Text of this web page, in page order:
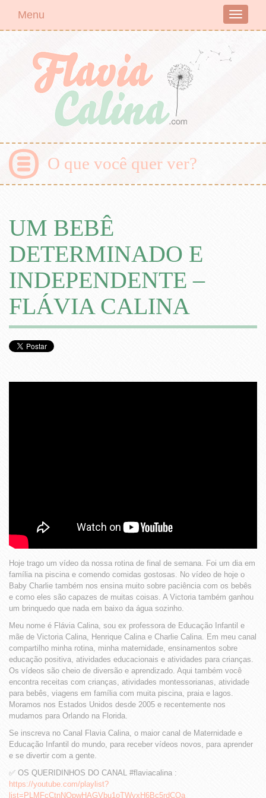
Toggle
Menu
O que você quer ver?
UM BEBÊ
DETERMINADO E
INDEPENDENTE –
FLÁVIA CALINA
Hoje trago um vídeo da nossa rotina de final de semana. Foi um dia em
família na piscina e comendo comidas gostosas. No vídeo de hoje o
Baby Charlie também nos ensina muito sobre paciência com os bebês
e como eles são capazes de muitas coisas. A Victoria também ganhou
um brinquedo que nada em baixo da água sozinho.
Meu nome é Flávia Calina, sou ex professora de Educação Infantil e
mãe de Victoria Calina, Henrique Calina e Charlie Calina. Em meu canal
compartilho minha rotina, minha maternidade, ensinamentos sobre
educação positiva, atividades educacionais e atividades para crianças.
Os vídeos são cheio de diversão e aprendizado. Aqui também você
encontra receitas com crianças, atividades montessorianas, atividade
para bebês, viagens em família com muita piscina, praia e lagos.
Moramos nos Estados Unidos desde 2005 e recentemente nos
mudamos para Orlando na Florida.
Se inscreva no Canal Flavia Calina, o maior canal de Maternidade e
Educação Infantil do mundo, para receber vídeos novos, para aprender
e se divertir com a gente.
✅ OS QUERIDINHOS DO CANAL #flaviacalina :
https://youtube.com/playlist?
list=PLMFcCtnNOpwHAGVbu1oTWvxH6Bc5rdCOa